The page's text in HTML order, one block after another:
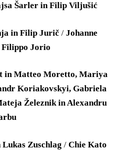
Šarler in Filip Viljušić
in Filip Jurič / Johanne
Jorio
in Matteo Moretto, Mariya
Koriakovskyi, Gabriela
Železnik in Alexandru
Zuschlag / Chie Kato